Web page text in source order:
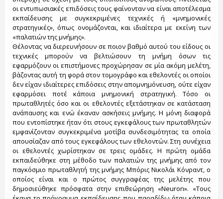
οι εντυπωσιακές επιδόσεις τους φαίνονταν να είναι αποτέλεσμα
εκπαίδευσης με συγκεκριμένες τεχνικές ή «μνημονικές
στρατηγικές», όπως ονομάζονται, και ιδιαίτερα με εκείνη των
«παλατιών της μνήμης».
Θέλοντας να διερευνήσουν σε ποιον βαθμό αυτού του είδους οι
τεχνικές μπορούν να βελτιώσουν τη μνήμη όσων τις
εφαρμόζουν οι επιστήμονες προχώρησαν σε μία ακόμη μελέτη,
βάζοντας αυτή τη φορά στον τομογράφο και εθελοντές οι οποίοι
δεν είχαν ιδιαίτερες επιδόσεις στην απομνημόνευση, ούτε είχαν
εφαρμόσει ποτέ κάποια μνημονική στρατηγική. Τόσο οι
πρωταθλητές όσο και οι εθελοντές εξετάστηκαν σε κατάσταση
ανάπαυσης και ενώ έκαναν ασκήσεις μνήμης. Η μόνη διαφορά
που εντοπίστηκε ήταν ότι στους εγκεφάλους των πρωταθλητών
εμφανίζονταν συγκεκριμένα μοτίβα συνδεσιμότητας τα οποία
απουσίαζαν από τους εγκεφάλους των εθελοντών. Στη συνέχεια
οι εθελοντές χωρίστηκαν σε τρεις ομάδες. Η πρώτη ομάδα
εκπαιδεύθηκε στη μέθοδο των παλατιών της μνήμης από τον
παγκόσμιο πρωταθλητή της μνήμης Μπόρις Νικολάι Κόνραντ, ο
οποίος είναι και ο πρώτος συγγραφέας της μελέτης που
δημοσιεύθηκε πρόσφατα στην επιθεώρηση «Neuron». «Τους